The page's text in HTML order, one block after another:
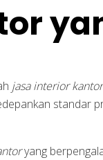
jasa interior kantor
standar
yang